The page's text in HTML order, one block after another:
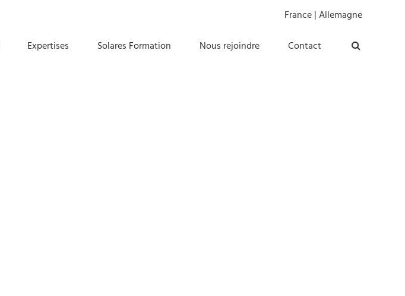
France|Allemagne
Expertises Solares Formation Nous rejoindre Contact